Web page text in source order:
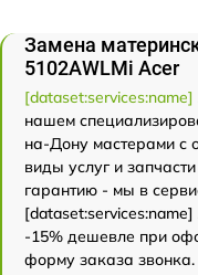
Замена
5102AWLMi Acer
нашем
на-Дону мастерами с
виды услуг и
гарантию - мы в
-15% дешевле при
форму заказа звонка.